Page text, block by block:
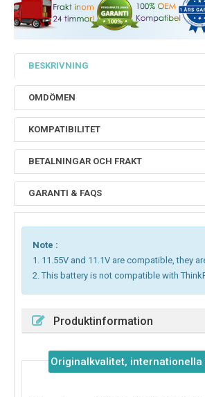
BESKRIVNING
OMDÖMEN
KOMPATIBILITET
BETALNINGAR OCH FRAKT
GARANTI & FAQS
Note :
1. 11.55V and 11.1V are compatible, they
2. This battery is not compatible with
Produktinformation
Originalkvalitet,